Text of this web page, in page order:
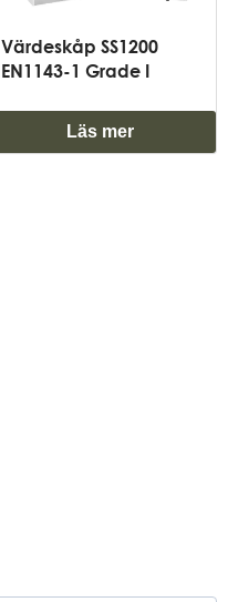
Värdeskåp SS1200
EN1143-1 Grade I
Läs mer